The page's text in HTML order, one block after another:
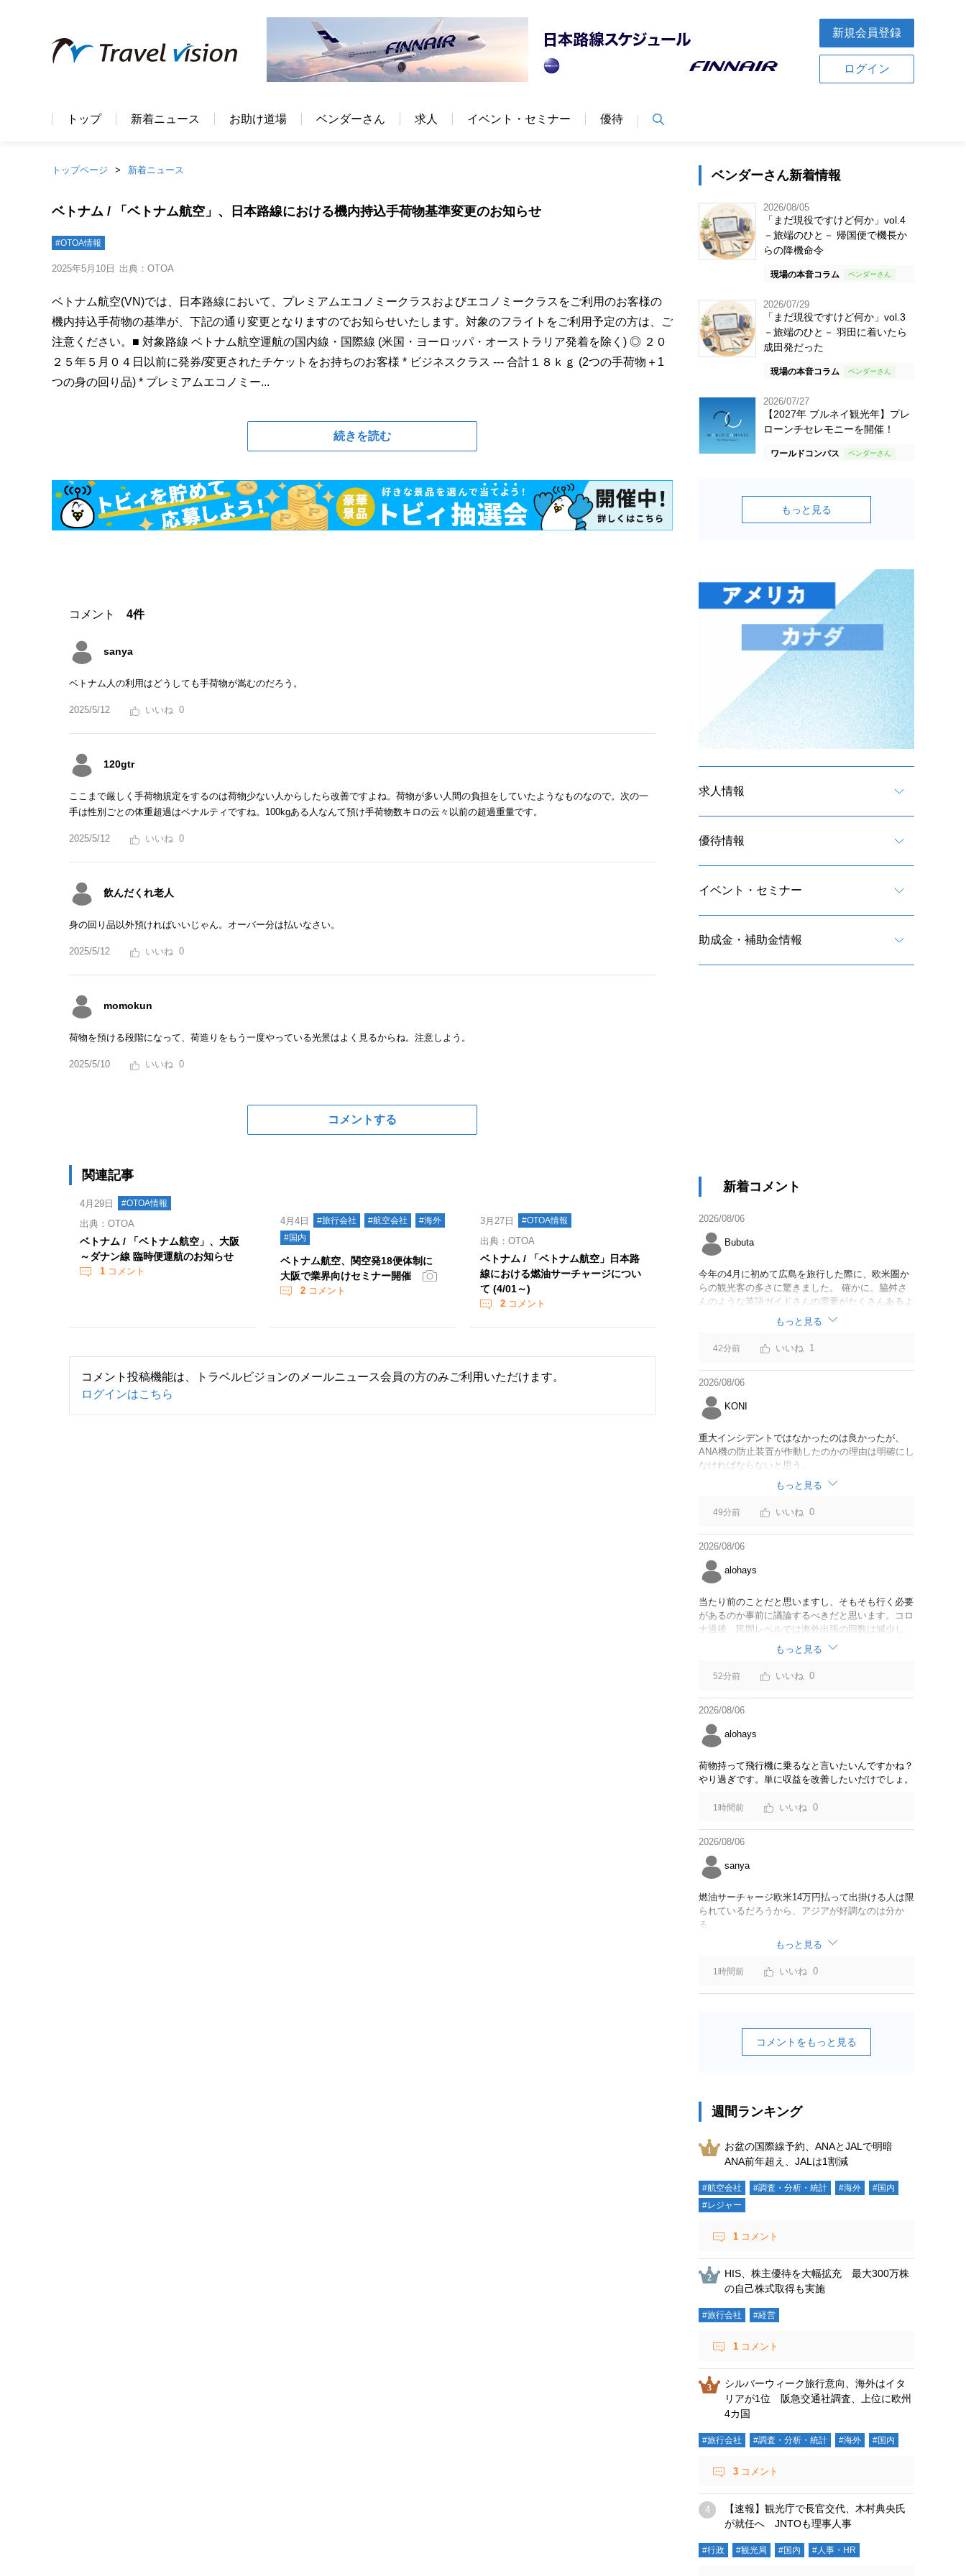
新規会員登録
ログイン
トップ 新着ニュース お助け道場 ベンダーさん 求人 イベント・セミナー 優待
トップページ 新着ニュース
ベトナム / 「ベトナム航空」、日本路線における機内持込手荷物基準変更のお知らせ
#OTOA情報
2025年5月10日 出典：OTOA
ベトナム航空(VN)では、日本路線において、プレミアムエコノミークラスおよびエコノミークラスをご利用のお客様の
機内持込手荷物の基準が、下記の通り変更となりますのでお知らせいたします。対象のフライトをご利用予定の方は、ご
注意ください。■ 対象路線 ベトナム航空運航の国内線・国際線 (米国・ヨーロッパ・オーストラリア発着を除く) ◎ ２０
２５年５月０４日以前に発券/変更されたチケットをお持ちのお客様 * ビジネスクラス --- 合計１８ｋｇ (2つの手荷物＋1
つの身の回り品) * プレミアムエコノミー...
続きを読む
コメント 4件
sanya
ベトナム人の利用はどうしても手荷物が嵩むのだろう。
2025/5/12 0
120gtr
ここまで厳しく手荷物規定をするのは荷物少ない人からしたら改善ですよね。荷物が多い人間の負担をしていたようなものなので。次の一
手は性別ごとの体重超過はペナルティですね。100kgある人なんて預け手荷物数キロの云々以前の超過重量です。
2025/5/12 0
飲んだくれ老人
身の回り品以外預ければいいじゃん。オーバー分は払いなさい。
2025/5/12 0
momokun
荷物を預ける段階になって、荷造りをもう一度やっている光景はよく見るからね。注意しよう。
2025/5/10 0
コメントする
関連記事
4月29日 #OTOA情報
出典：OTOA
ベトナム / 「ベトナム航空」、大阪
～ダナン線 臨時便運航のお知らせ
1 コメント
4月4日 #旅行会社 #航空会社
#海外
#国内
ベトナム航空、関空発18便体制に
大阪で業界向けセミナー開催
2コメント
3月27日 #OTOA情報
出典：OTOA
ベトナム / 「ベトナム航空」日本路
線における燃油サーチャージについ
て (4/01～)
2 コメント
コメント投稿機能は、トラベルビジョンのメールニュース会員の方のみご利用いただけます。
ログインはこちら
ベンダーさん新着情報
2026/08/05
「まだ現役ですけど何か」vol.4
－旅端のひと－ 帰国便で機長か
らの降機命令
現場の本音コラム
2026/07/29
「まだ現役ですけど何か」vol.3
－旅端のひと－ 羽田に着いたら
成田発だった
現場の本音コラム
2026/07/27
【2027年 ブルネイ観光年】プレ
ローンチセレモニーを開催！
ワールドコンパス
もっと見る
求人情報
優待情報
イベント・セミナー
助成金・補助金情報
新着コメント
2026/08/06
Bubuta
今年の4月に初めて広島を旅行した際に、欧米圏か
らの観光客の多さに驚きました。 確かに、脇舛さ
んのような英語ガイドさんの需要がたくさんあるよ
もっと見る
42分前 1
2026/08/06
KONI
重大インシデントではなかったのは良かったが、
ANA機の防止装置が作動したのかの理由は明確にし
なければならないと思う。
もっと見る
49分前 0
2026/08/06
alohays
当たり前のことだと思いますし、そもそも行く必要
があるのか事前に議論するべきだと思います。コロ
ナ過後、民間レベルでは海外出張の回数は減少し、
リモートでやり取りするのが普通になっています
し。貴重な税金を使うなら費用対効果をキチンと周
知してからにして下さい。
もっと見る
52分前 0
2026/08/06
alohays
荷物持って飛行機に乗るなと言いたいんですかね？
やり過ぎです。単に収益を改善したいだけでしょ。
1時間前 0
2026/08/06
sanya
燃油サーチャージ欧米14万円払って出掛ける人は限
られているだろうから、アジアが好調なのは分か
る。
もっと見る
1時間前 0
コメントをもっと見る
週間ランキング
お盆の国際線予約、ANAとJALで明暗
ANA前年超え、JALは1割減
#航空会社 #調査・分析・統計 #海外
#国内
#レジャー
1 コメント
HIS、株主優待を大幅拡充 最大300万株
の自己株式取得も実施
#旅行会社 #経営
1 コメント
シルバーウィーク旅行意向、海外はイタ
リアが1位 阪急交通社調査、上位に欧州
4カ国
#旅行会社 #調査・分析・統計 #海外 #国内
3 コメント
【速報】観光庁で長官交代、木村典央氏
が就任へ JNTOも理事人事
#行政 #観光局 #国内 #人事・HR